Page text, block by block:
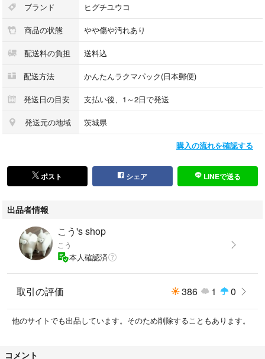
ブランド ヒグチユウコ
商品の状態 やや傷や汚れあり
配送料の負担 送料込
配送方法 かんたんラクマパック(日本郵便)
発送日の目安 支払い後、1～2日で発送
発送元の地域 茨城県
購入の流れを確認する
ポスト シェア LINEで送る
出品者情報
こう's shop
こう
本人確認済
取引の評価 386 1 0
他のサイトでも出品しています。そのため削除することもあります。
コメント